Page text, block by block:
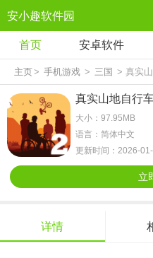
安小趣软件园
首页 安卓软件
主页> 手机游戏 > 三国 > 真实
真实山地自行
大小：97.95MB
语言：简体中文
更新时间：2026-
立
详情